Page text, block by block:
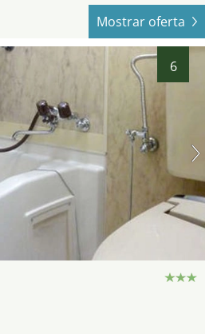
Mostrar oferta
6